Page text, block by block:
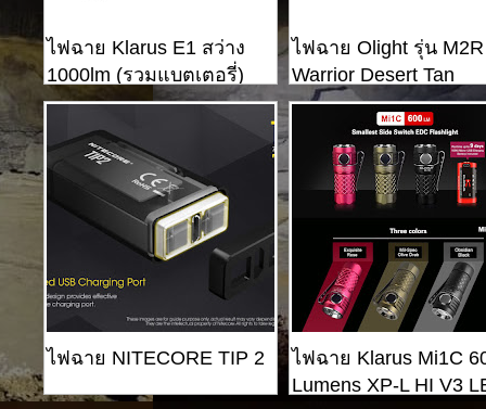
ไฟฉาย Klarus E1 สว่าง
1000lm (รวมแบตเตอรี่)
ไฟฉาย Olight รุ่น
Warrior Desert Tan
ไฟฉาย NITECORE TIP 2
ไฟฉาย Klarus Mi1C
Lumens XP-L HI V3